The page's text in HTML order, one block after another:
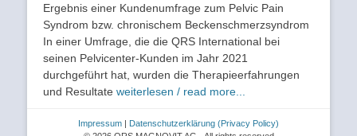
Ergebnis einer Kundenumfrage zum Pelvic Pain
Syndrom bzw. chronischem Beckenschmerzsyndrom
In einer Umfrage, die die QRS International bei
seinen Pelvicenter-Kunden im Jahr 2021
durchgeführt hat, wurden die Therapieerfahrungen
und Resultate weiterlesen / read more...
Impressum | Datenschutzerklärung (Privacy Policy)